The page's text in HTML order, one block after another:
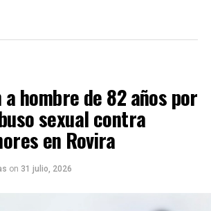
hombre de 82 años por
sexual contra
en Rovira
on 31 julio, 2026